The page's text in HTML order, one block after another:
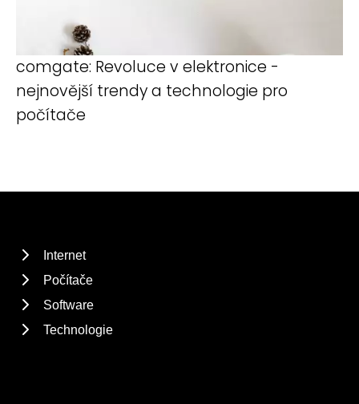
comgate: Revoluce v elektronice -
nejnovější trendy a technologie pro
počítače
Internet
Počítače
Software
Technologie